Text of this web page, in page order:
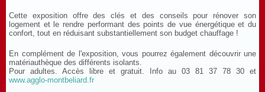
Cette exposition offre des clés et des conseils pour rénover son
logement et le rendre performant des points de vue énergétique et du
confort, tout en réduisant substantiellement son budget chauffage !
En complément de l'exposition, vous pourrez également découvrir une
matériauthèque des différents isolants.
Pour adultes. Accès libre et gratuit. Info au 03 81 37 78 30 et
www.agglo-montbeliard.fr